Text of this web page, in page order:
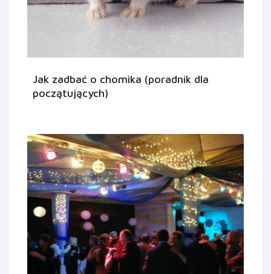
Jak zadbać o chomika (poradnik dla
początujących)